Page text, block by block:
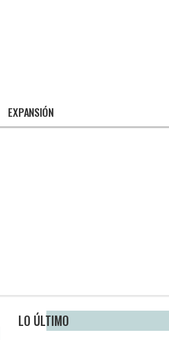
EXPANSIÓN
LO ÚLTIMO